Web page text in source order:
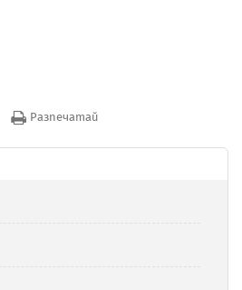
Разпечатай